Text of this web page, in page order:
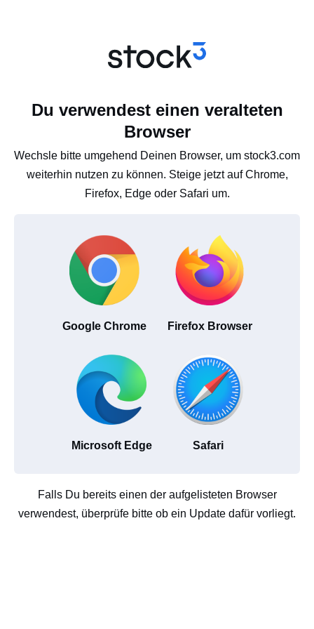
Du verwendest einen veralteten
Browser
Wechsle bitte umgehend Deinen Browser, um stock3.com
weiterhin nutzen zu können. Steige jetzt auf Chrome,
Firefox, Edge oder Safari um.
Google Chrome Firefox Browser
Microsoft Edge Safari
Falls Du bereits einen der aufgelisteten Browser
verwendest, überprüfe bitte ob ein Update dafür vorliegt.